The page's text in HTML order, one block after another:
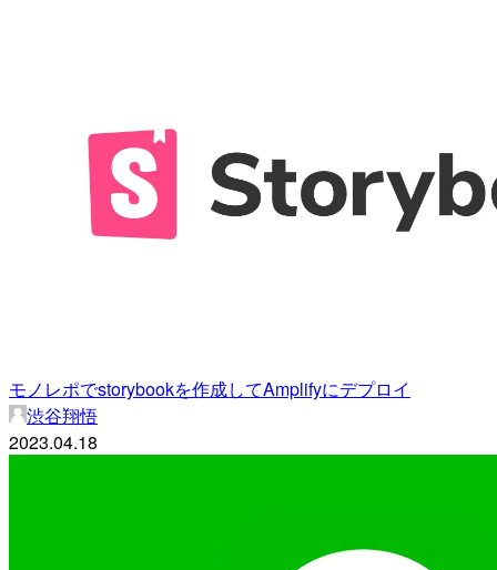
モノレポでstorybookを作成してAmplifyにデプロイ
渋谷翔悟
2023.04.18